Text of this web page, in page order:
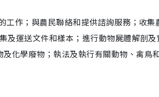
作；與農民聯絡和提供諮詢服務；收集
及運送文件和樣本；進行動物屍體解剖及
化學廢物；執法及執行有關動物、禽鳥